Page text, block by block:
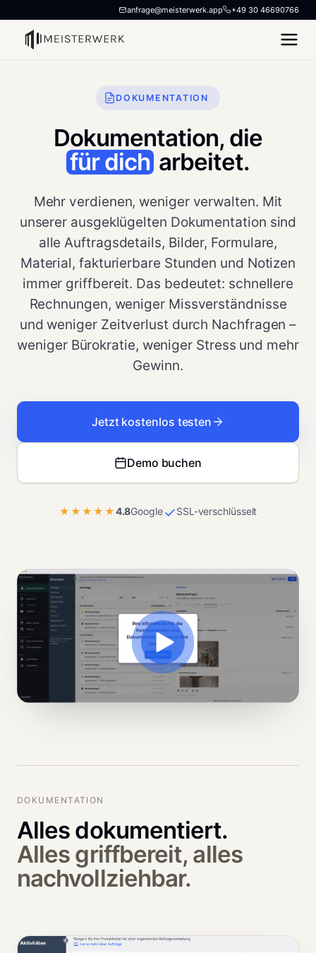
anfrage@meisterwerk.app +49 30 46690766
DOKUMENTATION
Dokumentation, die
für dicharbeitet.
Mehr verdienen, weniger verwalten. Mit
unserer ausgeklügelten Dokumentation sind
alle Auftragsdetails, Bilder, Formulare,
Material, fakturierbare Stunden und Notizen
immer griffbereit. Das bedeutet: schnellere
Rechnungen, weniger Missverständnisse
und weniger Zeitverlust durch Nachfragen –
weniger Bürokratie, weniger Stress und mehr
Gewinn.
Jetzt kostenlos testen
Demo buchen
★★★★★4.8Google SSL-verschlüsselt
DOKUMENTATION
Alles dokumentiert.
Alles griffbereit, alles
nachvollziehbar.